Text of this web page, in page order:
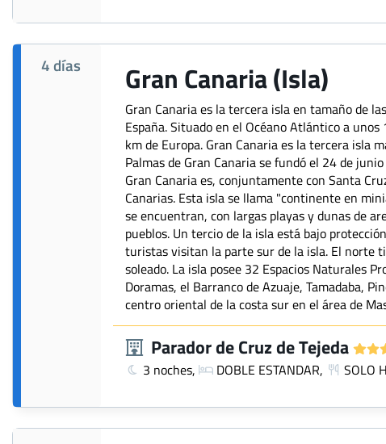
4 días Gran Canaria (Isla)
Gran Canaria es la tercera isla en tamaño de
España. Situado en el Océano Atlántico a
km de Europa. Gran Canaria es la tercera isla
Palmas de Gran Canaria se fundó el 24 de
Gran Canaria es, conjuntamente con Santa
Canarias. Esta isla se llama "continente en
se encuentran, con largas playas y dunas de
pueblos. Un tercio de la isla está bajo
turistas visitan la parte sur de la isla. El norte
soleado. La isla posee 32 Espacios Naturales
Doramas, el Barranco de Azuaje, Tamadaba,
centro oriental de la costa sur en el área de
Parador de Cruz de Tejeda
3 noches,
DOBLE ESTANDAR, SOLO